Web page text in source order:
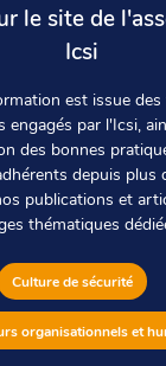
le site de
Icsi
est issue des
engagés par l'Icsi,
des bonnes
depuis plus
publications et
thématiques
Culture de sécurité
organisationnels et